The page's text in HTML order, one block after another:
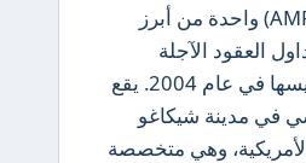
AMP Global Clearing) واحدة من أبرز
العقود الآجلة
(Futures) منذ تأسيسها في عام 2004. يقع
في مدينة شيكاغو
وهي متخصصة